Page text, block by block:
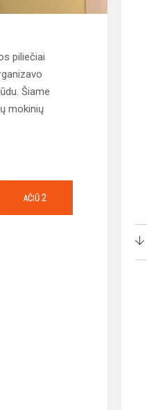
piliečiai
Šiame
mokinių
AČIŪ 2